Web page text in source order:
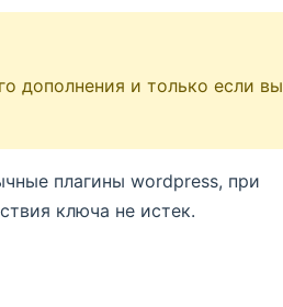
дополнения и только если вы
плагины wordpress, при
ключа не истек.